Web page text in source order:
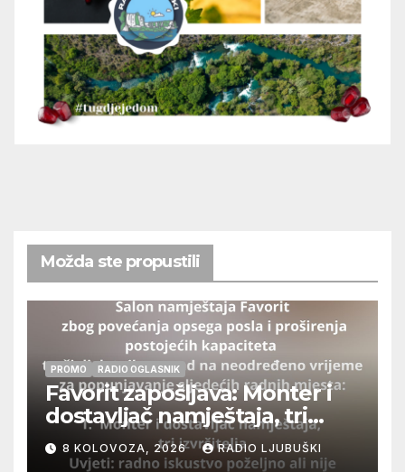
Možda ste propustili
PROMO RADIO OGLASNIK
Favorit zapošljava: Monter i
dostavljač namještaja, tri
izvršitelja
8 KOLOVOZA, 2026 RADIO LJUBUŠKI